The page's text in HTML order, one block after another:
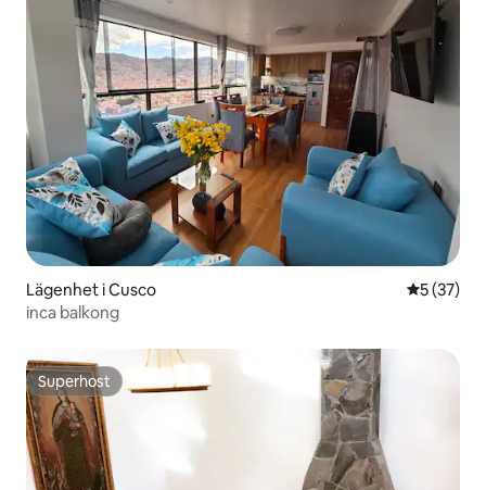
Lägenhet i Cusco 5 av 5 i
5 (37)
inca balkong
Superhost
Superhost